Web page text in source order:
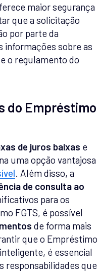
maior segurança
que a solicitação
por parte da
informações sobre as
o regulamento do
do Empréstimo
de juros baixas e
uma opção vantajosa
. Além disso, a
de consulta ao
para os
FGTS, é possível
de forma mais
que o Empréstimo
é essencial
responsabilidades que